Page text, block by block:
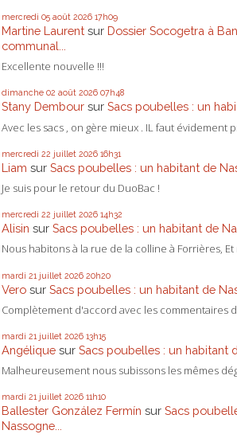
mercredi 05 août 2026 17h09
Martine Laurent sur Dossier Socogetra à
communal...
Excellente nouvelle !!!
dimanche 02 août 2026 07h48
Stany Dembour sur Sacs poubelles : un
Avec les sacs , on gère mieux . IL faut évidement
mercredi 22 juillet 2026 16h31
Liam sur Sacs poubelles : un habitant de
Je suis pour le retour du DuoBac !
mercredi 22 juillet 2026 14h32
Alisin sur Sacs poubelles : un habitant de
Nous habitons à la rue de la colline à Forrières, Et
mardi 21 juillet 2026 20h20
Vero sur Sacs poubelles : un habitant de
Complètement d'accord avec les commentaires
mardi 21 juillet 2026 13h15
Angélique sur Sacs poubelles : un habitant
Malheureusement nous subissons les mêmes
mardi 21 juillet 2026 11h10
Ballester González Fermín sur Sacs
Nassogne...